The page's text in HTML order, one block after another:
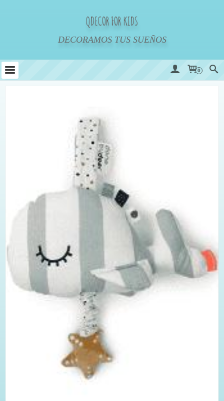
QDECOR FOR KIDS
DECORAMOS TUS SUEÑOS
0